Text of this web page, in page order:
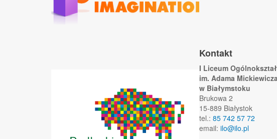
Kontakt
I Liceum
im. Adama Mickiewicza
w Białymstoku
Brukowa 2
15-889 Białystok
tel.: 85 742 57 72
email: ilo@ilo.pl